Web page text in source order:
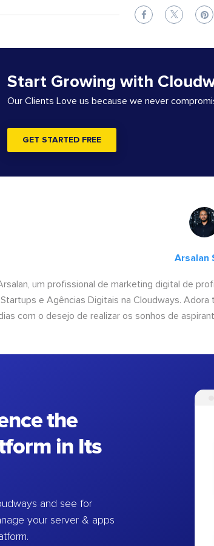
Start Growing with
Our Clients Love us because we never
GET STARTED FREE
Arsalan
um profissional de marketing digital de
Startups e Agências Digitais na Cloudways.
com o desejo de realizar os sonhos de
the
in Its
and see for
your server & apps